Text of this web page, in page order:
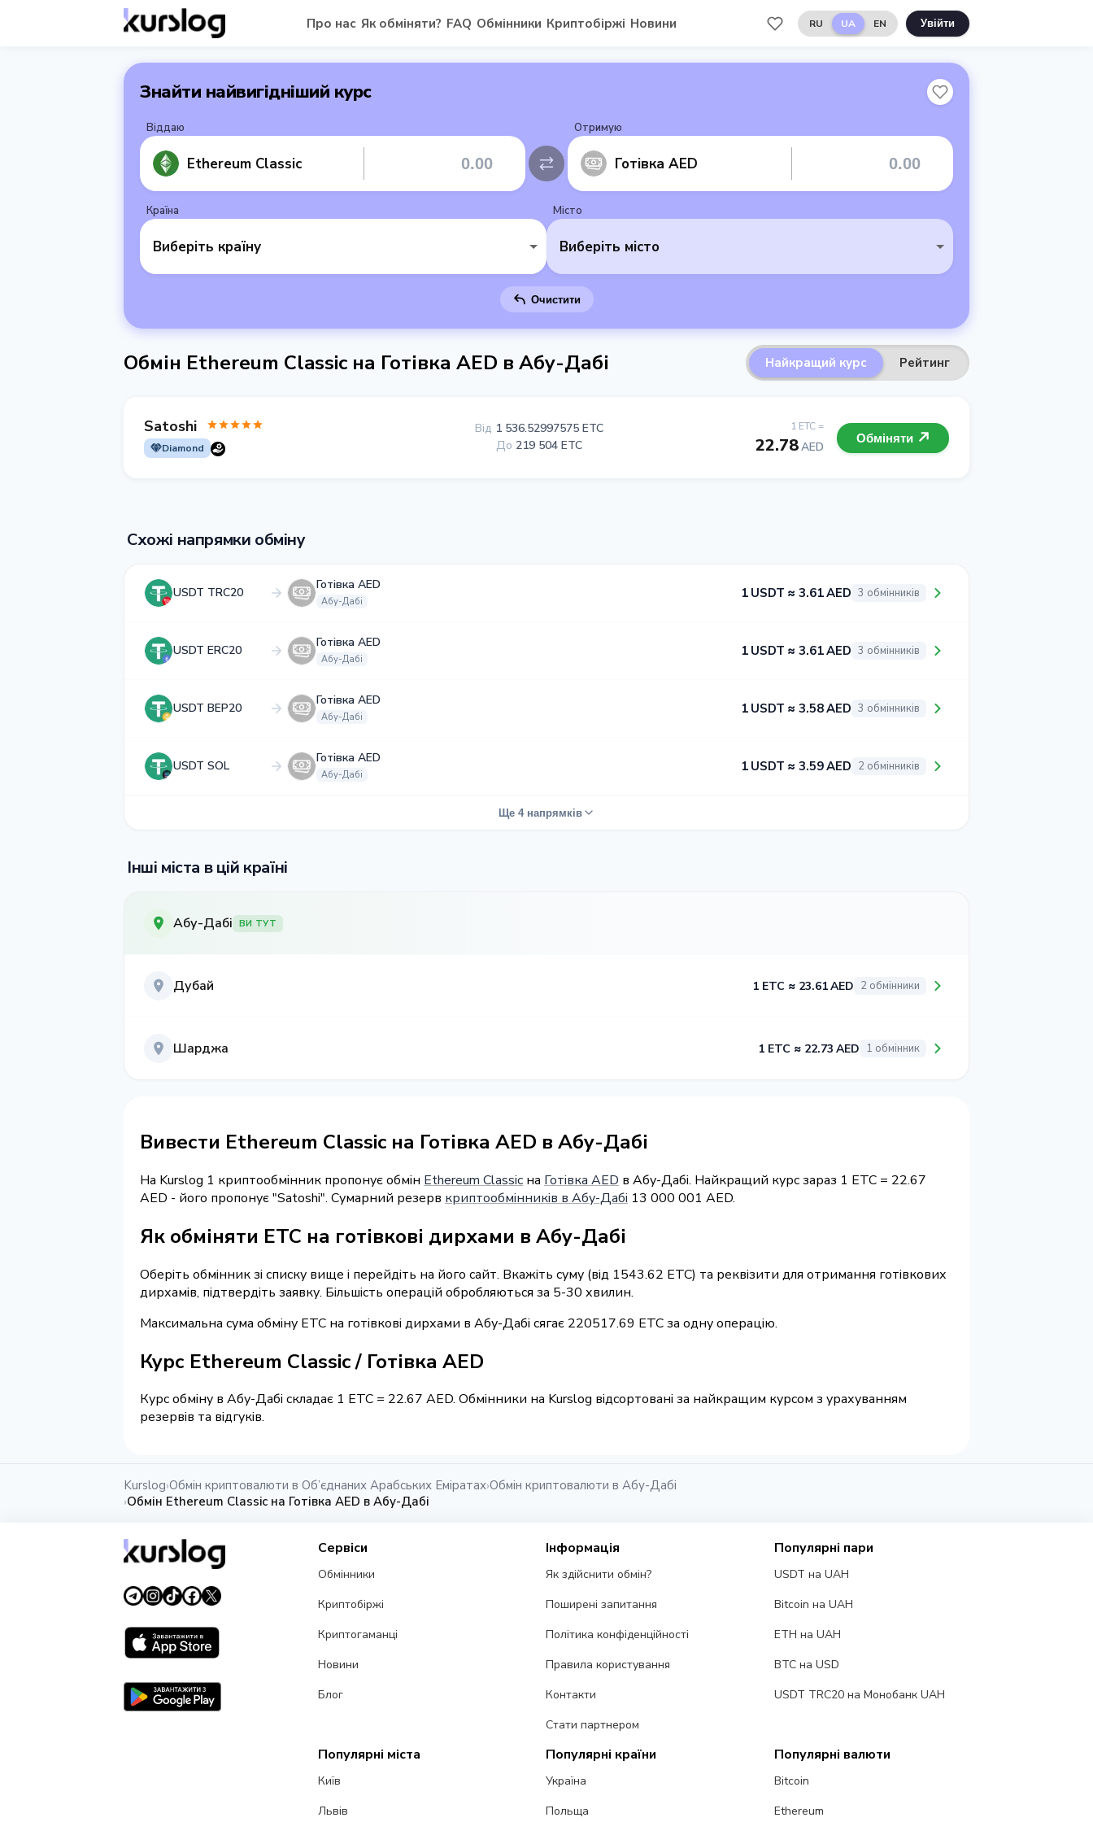
Про нас Як обміняти? FAQ Обмінники Криптобіржі Новини RU UA EN Увійти
Знайти найвигідніший курс
Віддаю
Ethereum Classic
Отримую
Готівка AED
Країна
Виберіть країну
Місто
Виберіть місто
Очистити
Обмін Ethereum Classic на Готівка AED в Абу-Дабі Найкращий курс Рейтинг
Satoshi
Diamond
1 ETC =
22.78AED
Від 1 536.52997575 ETC
До 219 504 ETC Обміняти
Схожі напрямки обміну
USDT TRC20
Готівка AED
Абу-Дабі
1 USDT ≈ 3.61 AED 3 обмінників
USDT ERC20
Готівка AED
Абу-Дабі
1 USDT ≈ 3.61 AED 3 обмінників
USDT BEP20
Готівка AED
Абу-Дабі
1 USDT ≈ 3.58 AED 3 обмінників
USDT SOL
Готівка AED
Абу-Дабі
1 USDT ≈ 3.59 AED 2 обмінників
Ще 4 напрямків
Інші міста в цій країні
Абу-Дабі ВИ ТУТ
Дубай 1 ETC ≈ 23.61 AED 2 обмінники
Шарджа 1 ETC ≈ 22.73 AED 1 обмінник
Вивести Ethereum Classic на Готівка AED в Абу-Дабі
На Kurslog 1 криптообмінник пропонує обмін Ethereum Classic на Готівка AED в Абу-Дабі. Найкращий курс зараз 1 ETC = 22.67
AED - його пропонує "Satoshi". Сумарний резерв криптообмінників в Абу-Дабі 13 000 001 AED.
Як обміняти ETC на готівкові дирхами в Абу-Дабі
Оберіть обмінник зі списку вище і перейдіть на його сайт. Вкажіть суму (від 1543.62 ETC) та реквізити для отримання готівкових
дирхамів, підтвердіть заявку. Більшість операцій обробляються за 5-30 хвилин.
Максимальна сума обміну ETC на готівкові дирхами в Абу-Дабі сягає 220517.69 ETC за одну операцію.
Курс Ethereum Classic / Готівка AED
Курс обміну в Абу-Дабі складає 1 ETC = 22.67 AED. Обмінники на Kurslog відсортовані за найкращим курсом з урахуванням
резервів та відгуків.
Kurslog›Обмін криптовалюти в Об’єднаних Арабських Еміратах›Обмін криптовалюти в Абу-Дабі
›Обмін Ethereum Classic на Готівка AED в Абу-Дабі
Сервіси
Обмінники
Криптобіржі
Криптогаманці
Новини
Блог
Інформація
Як здійснити обмін?
Поширені запитання
Політика конфіденційності
Правила користування
Контакти
Стати партнером
Популярні пари
USDT на UAH
Bitcoin на UAH
ETH на UAH
BTC на USD
USDT TRC20 на Монобанк UAH
Популярні міста
Київ
Львів
Популярні країни
Україна
Польща
Популярні валюти
Bitcoin
Ethereum